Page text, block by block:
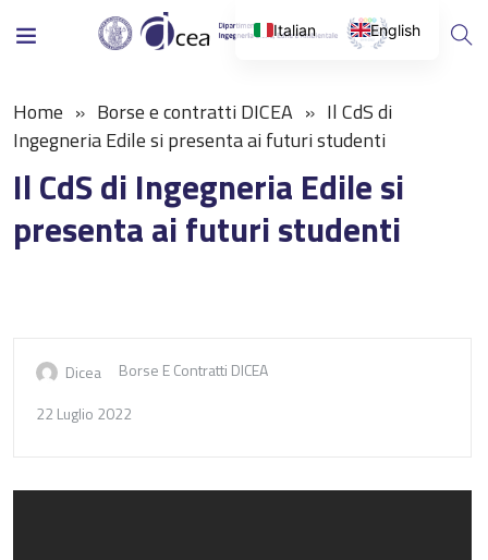
Home Borse e contratti DICEA
Il CdS di
Ingegneria Edile si presenta ai futuri studenti
Il CdS di Ingegneria Edile si
presenta ai futuri studenti
Dicea
Borse E Contratti DICEA
22 Luglio 2022
Italian English